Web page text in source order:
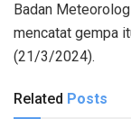
Badan
mencatat gempa
(21/3/2024).
Related Posts